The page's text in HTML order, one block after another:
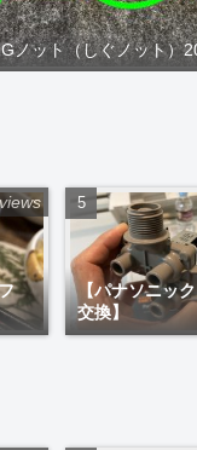
ノット（しぐノット）
【パナソニッ
交換】